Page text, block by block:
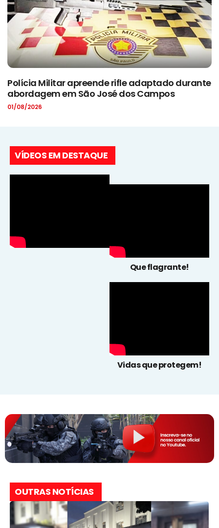
Polícia Militar apreende rifle adaptado durante
abordagem em São José dos Campos
01/08/2026
VÍDEOS EM DESTAQUE
Que flagrante!
Vidas que protegem!
OUTRAS NOTÍCIAS